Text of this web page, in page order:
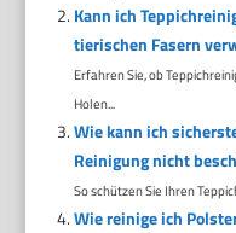
Kann ich
tierischen Fasern
Erfahren Sie, ob
Holen...
Wie kann ich
Reinigung nicht
So schützen Sie Ihren
Wie reinige ich